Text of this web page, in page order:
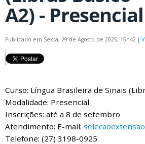
A2) - Presencial
Publicado em Sexta, 29 de Agosto de 2025, 15h42 |
Curso: Língua Brasileira de Sinais
Modalidade: Presencial
Inscrições: até a 8 de setembro
Atendimento: E-mail:
Telefone: (27) 3198-0925